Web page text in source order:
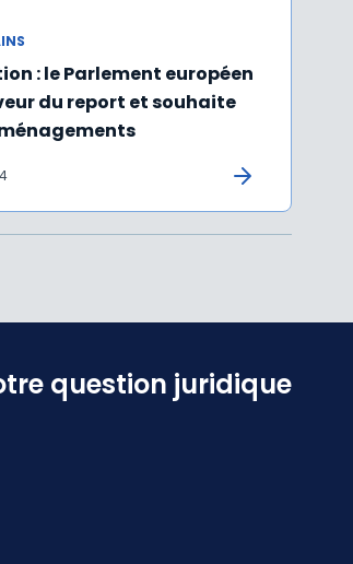
: le Parlement européen
du report et souhaite
question juridique